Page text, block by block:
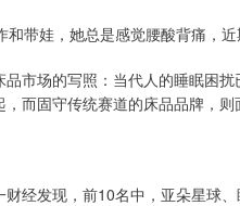
带娃，她总是感觉腰酸背痛，
市场的写照：当代人的睡眠困
而固守传统赛道的床品品牌，
经发现，前10名中，亚朵星球